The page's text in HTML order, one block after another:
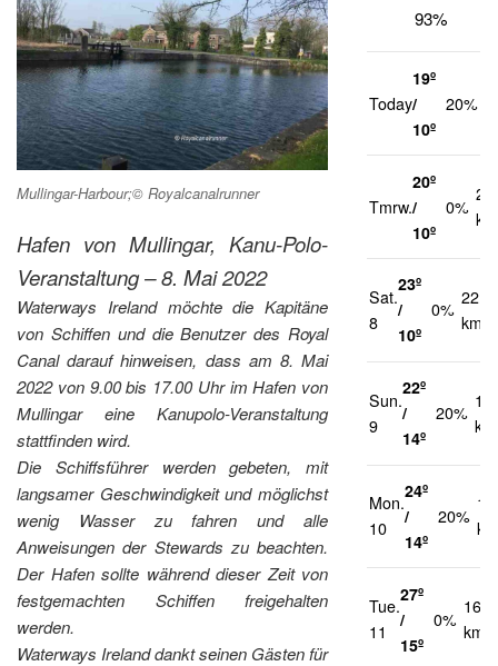
Mullingar-Harbour;© Royalcanalrunner
Hafen von Mullingar,Kanu-Polo-
Veranstaltung – 8. Mai 2022
Waterways Ireland möchte die Kapitäne
von Schiffen und die Benutzer des Royal
Canal darauf hinweisen, dass am 8. Mai
2022 von 9.00 bis 17.00 Uhr im Hafen von
Mullingar eine Kanupolo-Veranstaltung
stattfinden wird.
Die Schiffsführer werden gebeten, mit
langsamer Geschwindigkeit und möglichst
wenig Wasser zu fahren und alle
Anweisungen der Stewards zu beachten.
Der Hafen sollte während dieser Zeit von
festgemachten Schiffen freigehalten
werden.
Waterways Ireland dankt seinen Gästen für
93%
Today
19º
/
10º
20%
Tmrw.
20º
/
10º
0%
21
Sat.
8
23º
/
10º
0%
22
km/h
Sun.
9
22º
/
14º
20%
14
Mon.
10
24º
/
14º
20%
10
Tue.
11
27º
/
15º
0%
16
km/h